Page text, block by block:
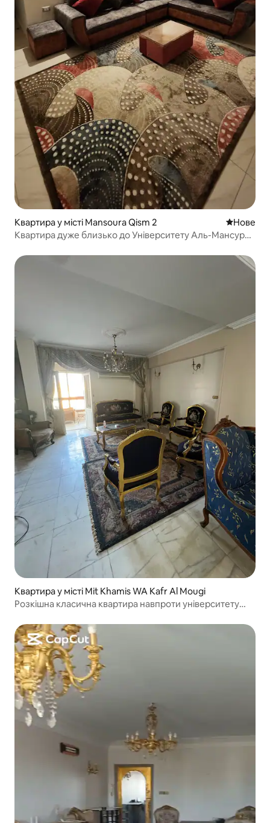
Квартира у місті Mansoura Qism 2 Нове
Нове
Квартира дуже близько до Університету Аль-Мансура,
Квартира у місті Mit Khamis WA Kafr Al Mougi
Розкішна класична квартира навпроти університету